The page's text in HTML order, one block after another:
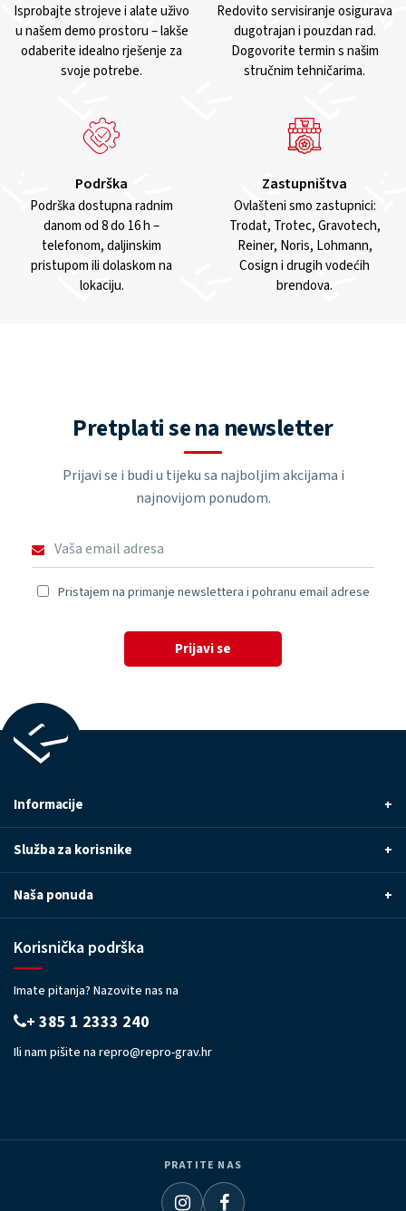
Isprobajte strojeve i alate uživo
u našem demo prostoru – lakše
odaberite idealno rješenje za
svoje potrebe.
Redovito servisiranje osigurava
dugotrajan i pouzdan rad.
Dogovorite termin s našim
stručnim tehničarima.
Podrška
Podrška dostupna radnim
danom od 8 do 16 h –
telefonom, daljinskim
pristupom ili dolaskom na
lokaciju.
Zastupništva
Ovlašteni smo zastupnici:
Trodat, Trotec, Gravotech,
Reiner, Noris, Lohmann,
Cosign i drugih vodećih
brendova.
Pretplati se na newsletter
Prijavi se i budi u tijeku sa najboljim akcijama i
najnovijom ponudom.
Pristajem na primanje newslettera i pohranu email adrese
Prijavi se
Informacije +
Služba za korisnike +
Naša ponuda +
Korisnička podrška
Imate pitanja? Nazovite nas na
+ 385 1 2333 240
Ili nam pišite na repro@repro-grav.hr
PRATITE NAS